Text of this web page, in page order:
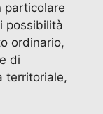
particolare
possibilità
ordinario,
di
territoriale,